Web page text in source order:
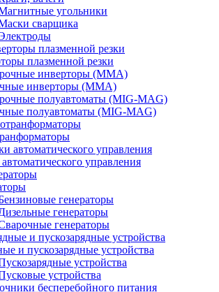
угольники
сварщика
плазменной резки
инверторы (MMA)
полуавтоматы (MIG-MAG)
управления
генераторы
генераторы
генераторы
и пускозарядные устройства
устройства
устройства